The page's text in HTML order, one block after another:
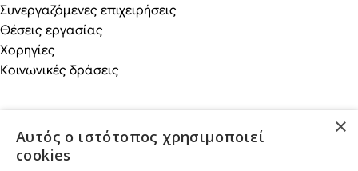
Συνεργαζόμενες επιχειρήσεις
Θέσεις εργασίας
Χορηγίες
Κοινωνικές δράσεις
ONLINE ΑΓΟΡΕΣ
×
Αυτός ο ιστότοπος χρησιμοποιεί
cookies